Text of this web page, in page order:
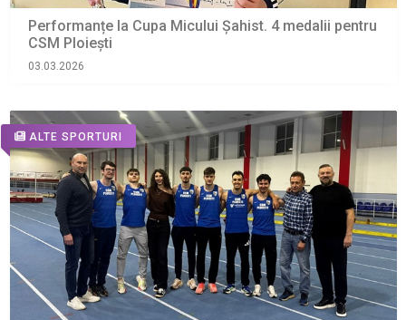
Performanțe la Cupa Micului Șahist. 4 medalii pentru
CSM Ploiești
03.03.2026
ALTE SPORTURI